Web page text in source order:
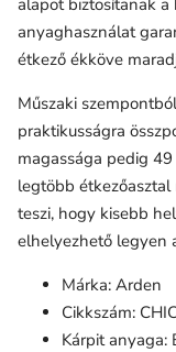
anyaghasználat
étkező ékköve
Műszaki
praktikusságra
magassága pedig
legtöbb
teszi, hogy kisebb
elhelyezhető legyen
Márka: Arden
Cikkszám:
Kárpit anyaga: